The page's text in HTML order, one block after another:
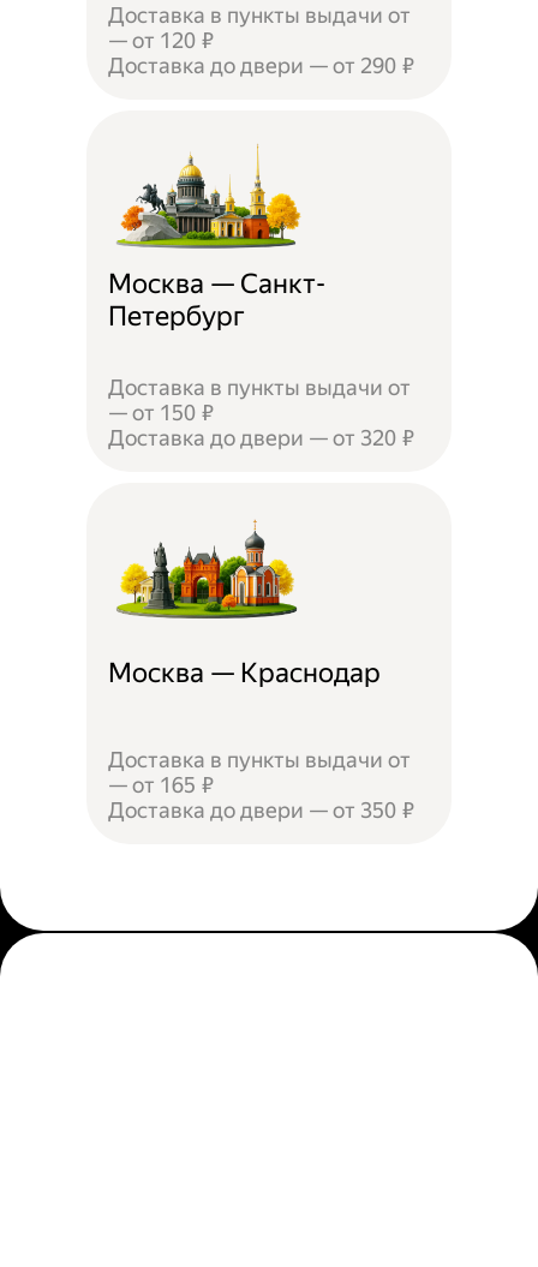
Доставка в пункты выдачи от
— от 120 ₽
Доставка до двери — от 290 ₽
Москва — Санкт-
Петербург
Доставка в пункты выдачи от
— от 150 ₽
Доставка до двери — от 320 ₽
Москва — Краснодар
Доставка в пункты выдачи от
— от 165 ₽
Доставка до двери — от 350 ₽